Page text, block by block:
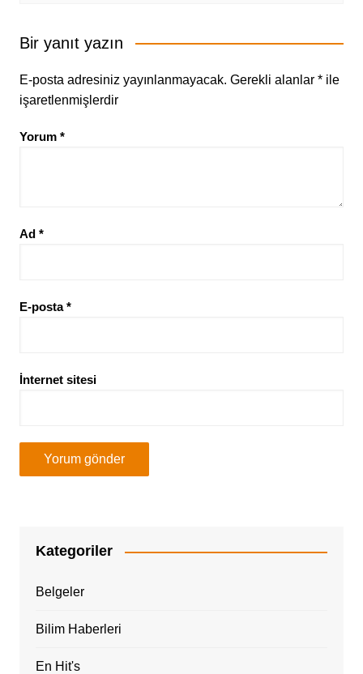
Bir yanıt yazın
E-posta adresiniz yayınlanmayacak. Gerekli alanlar *ile
işaretlenmişlerdir
Yorum *
Ad *
E-posta*
İnternet sitesi
Kategoriler
Belgeler
Bilim Haberleri
En Hit's